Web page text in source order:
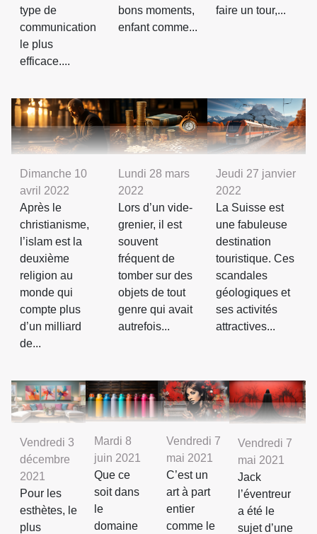
type de
communication
le plus
efficace....
bons moments,
enfant comme...
faire un tour,...
Dimanche 10
avril 2022
Après le
christianisme,
l’islam est la
deuxième
religion au
monde qui
compte plus
d’un milliard
de...
Lundi 28 mars
2022
Lors d’un vide-
grenier, il est
souvent
fréquent de
tomber sur des
objets de tout
genre qui avait
autrefois...
Jeudi 27 janvier
2022
La Suisse est
une fabuleuse
destination
touristique. Ces
scandales
géologiques et
ses activités
attractives...
Vendredi 3
décembre
2021
Pour les
esthètes, le
plus
Mardi 8
juin 2021
Que ce
soit dans
le
domaine
Vendredi 7
mai 2021
C’est un
art à part
entier
comme le
Vendredi 7
mai 2021
Jack
l’éventreur
a été le
sujet d’une